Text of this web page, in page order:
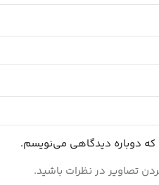
که دوباره دیدگاهی می‌نویسم.
تصاویر در نظرات باشید.